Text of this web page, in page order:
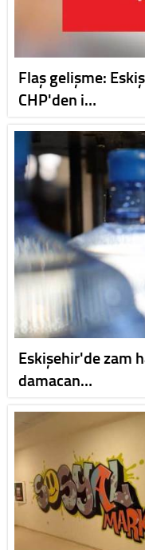
Flaş gelişme:
CHP'den i…
Eskişehir'de zam
damacan…